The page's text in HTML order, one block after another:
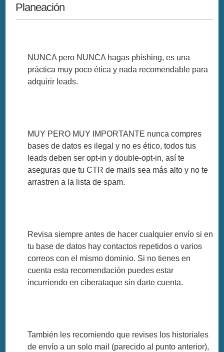
Planeación
NUNCA pero NUNCA hagas phishing, es una
práctica muy poco ética y nada recomendable para
adquirir leads.
MUY PERO MUY IMPORTANTE nunca compres
bases de datos es ilegal y no es ético, todos tus
leads deben ser opt-in y double-opt-in, así te
aseguras que tu CTR de mails sea más alto y no te
arrastren a la lista de spam.
Revisa siempre antes de hacer cualquier envío si en
tu base de datos hay contactos repetidos o varios
correos con el mismo dominio. Si no tienes en
cuenta esta recomendación puedes estar
incurriendo en ciberataque sin darte cuenta.
También les recomiendo que revises los historiales
de envío a un solo mail (parecido al punto anterior),